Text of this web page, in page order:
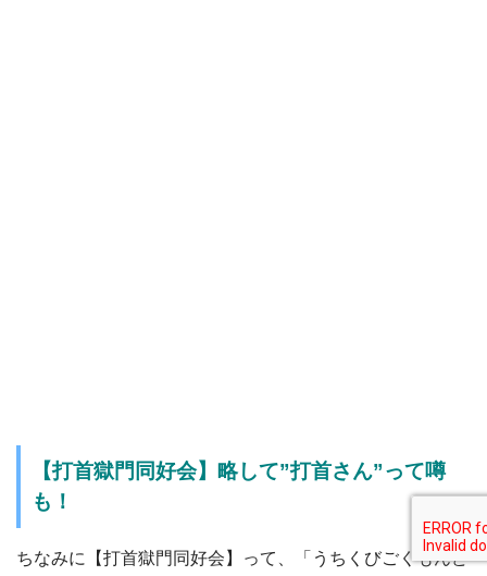
【打首獄門同好会】略して”打首さん”って噂
も！
ちなみに【打首獄門同好会】って、「うちくびごくもんど